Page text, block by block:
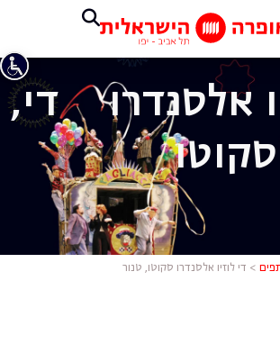
די לוזיו
אלסנדרו
סקוטו
די,
> די לוזיו אלסנדרו סקוטו, טנור